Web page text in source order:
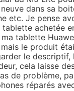
dans sa
etc. Je pense
achetée
tablette
le produit
le
cela laisse
de problème,
réparés